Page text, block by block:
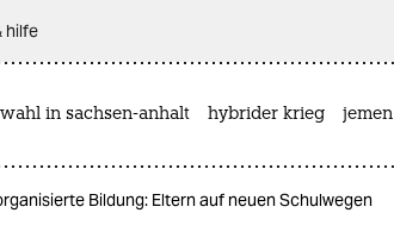
hilfe
in sachsen-anhalt hybrider krieg jemen
Bildung: Eltern auf neuen Schulwegen